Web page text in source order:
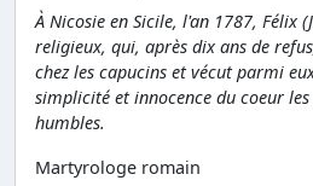
À Nicosie en Sicile, l'an 1787, Félix
religieux, qui, après dix ans de
chez les capucins et vécut parmi
simplicité et innocence du coeur
humbles.
Martyrologe romain